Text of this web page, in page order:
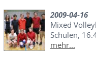
2009-04-16
Mixed
Schulen,
mehr...